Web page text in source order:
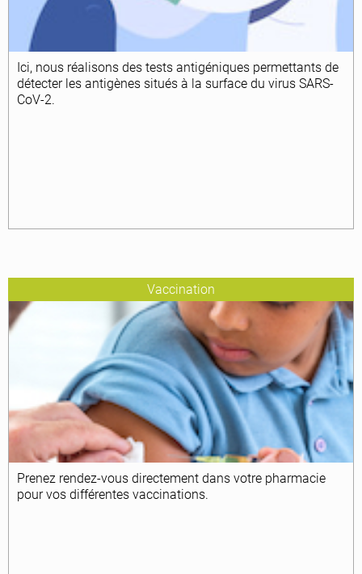
Ici, nous réalisons des tests antigéniques permettants de
détecter les antigènes situés à la surface du virus SARS-
CoV-2.
Vaccination
Prenez rendez-vous directement dans votre pharmacie
pour vos différentes vaccinations.